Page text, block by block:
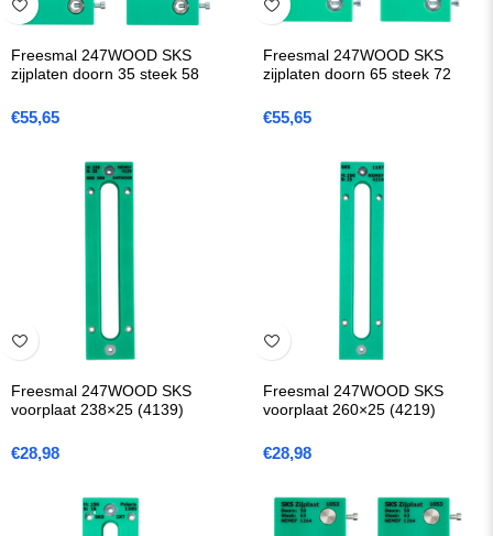
Freesmal 247WOOD SKS
zijplaten doorn 35 steek 58
€55,65
Freesmal 247WOOD SKS
zijplaten doorn 65 steek 72
€55,65
Freesmal 247WOOD SKS
voorplaat 238×25 (4139)
€28,98
Freesmal 247WOOD SKS
voorplaat 260×25 (4219)
€28,98